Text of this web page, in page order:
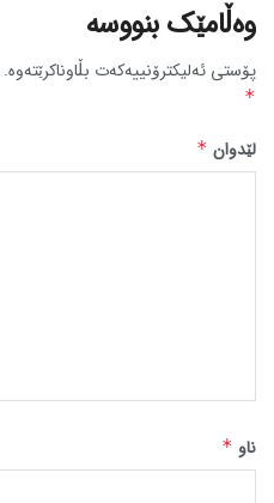
وەڵامێک بنووسە
پۆستی ئەلیکترۆنییەکەت بڵاوناکرێتەوە.
*
لێدوان *
ناو *